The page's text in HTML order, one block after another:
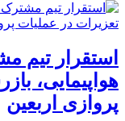
استقرار تیم
هواپیمایی،
پروازی اربعین